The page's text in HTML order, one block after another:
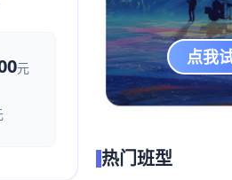
元
点我
热门班型